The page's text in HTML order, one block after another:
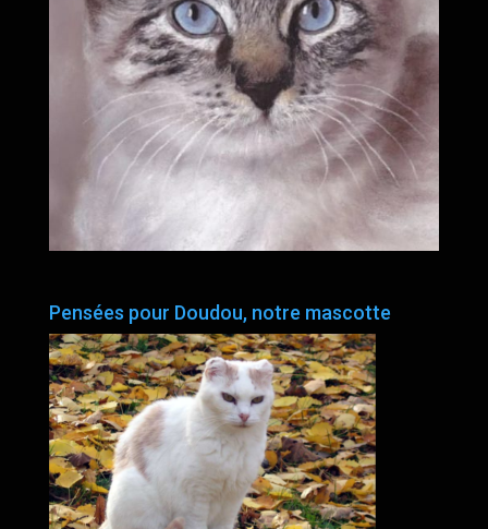
Pensées pour Doudou, notre mascotte